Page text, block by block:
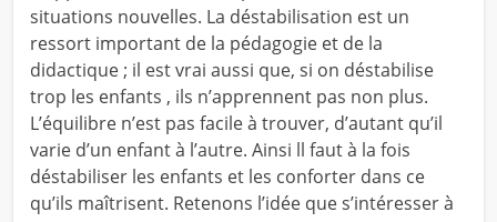
situations nouvelles. La déstabilisation est un
ressort important de la pédagogie et de la
didactique ; il est vrai aussi que, si on déstabilise
trop les enfants , ils n’apprennent pas non plus.
L’équilibre n’est pas facile à trouver, d’autant qu’il
varie d’un enfant à l’autre. Ainsi ll faut à la fois
déstabiliser les enfants et les conforter dans ce
qu’ils maîtrisent. Retenons l’idée que s’intéresser à